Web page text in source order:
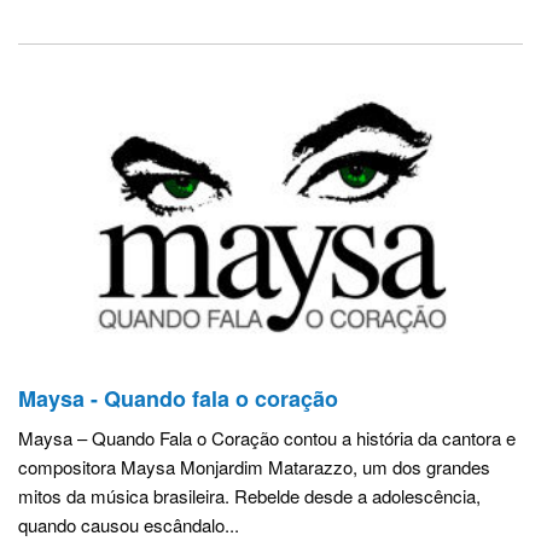
Maysa - Quando fala o coração
Maysa – Quando Fala o Coração contou a história da cantora e
compositora Maysa Monjardim Matarazzo, um dos grandes
mitos da música brasileira. Rebelde desde a adolescência,
quando causou escândalo...